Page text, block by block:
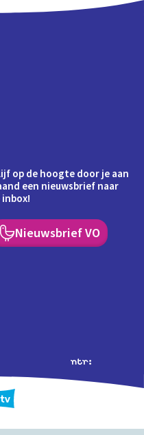
op de hoogte door je aan
een nieuwsbrief naar
Nieuwsbrief VO